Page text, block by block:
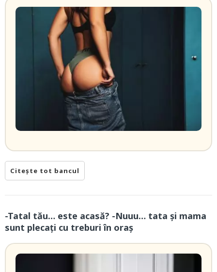
Citește tot bancul
-Tatal tău… este acasă? -Nuuu… tata și mama
sunt plecați cu treburi în oraș